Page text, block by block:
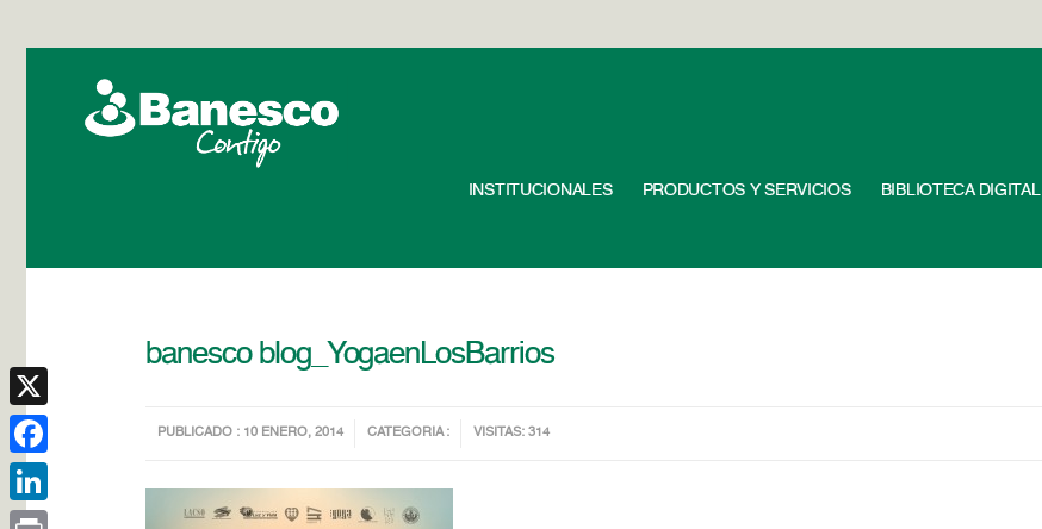
INSTITUCIONALES PRODUCTOS Y SERVICIOS BIBLIOTECA DIGITAL
banesco blog_YogaenLosBarrios
PUBLICADO : 10 ENERO, 2014 CATEGORIA : VISITAS: 314
X
Facebook
LinkedIn